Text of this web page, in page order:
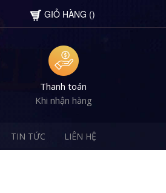
GIỎ HÀNG ()
Thanh toán
Khi nhận hàng
TIN TỨC LIÊN HỆ